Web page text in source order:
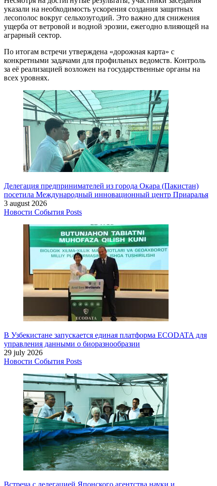
указали на необходимость ускорения создания защитных
лесополос вокруг сельхозугодий. Это важно для снижения
ущерба от ветровой и водной эрозии, ежегодно влияющей на
аграрный сектор.
По итогам встречи утверждена «дорожная карта» с
конкретными задачами для профильных ведомств. Контроль
за её реализацией возложен на государственные органы на
всех уровнях.
Делегация предпринимателей из города Окара (Пакистан)
посетила Международный инновационный центр Приаралья
3 august 2026
Новости События Posts
В Узбекистане запускается единая платформа ECODATA для
управления данными о биоразнообразии
29 july 2026
Новости События Posts
Встреча с делегацией Японского агентства науки и